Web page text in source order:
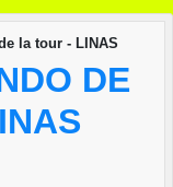
la tour - LINAS
DE